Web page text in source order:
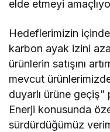
elde etmeyi
Hedeflerimizin içinde
karbon ayak izini
ürünlerin satışını
mevcut
duyarlı ürüne
Enerji konusunda
sürdürdüğümüz